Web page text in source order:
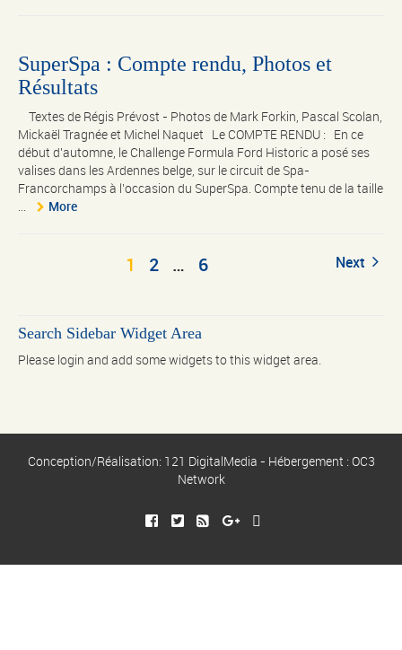
SuperSpa : Compte rendu, Photos et
Résultats
Textes de Régis Prévost - Photos de Mark Forkin, Pascal Scolan,
Mickaël Tragnée et Michel Naquet Le COMPTE RENDU : En ce
début d'automne, le Challenge Formula Ford Historic a posé ses
valises dans les Ardennes belge, sur le circuit de Spa-
Francorchamps à l'occasion du SuperSpa. Compte tenu de la taille
More
1 2 … 6 Next
Search Sidebar Widget Area
Please login and add some widgets to this widget area.
Conception/Réalisation: 121 DigitalMedia - Hébergement : OC3
Network